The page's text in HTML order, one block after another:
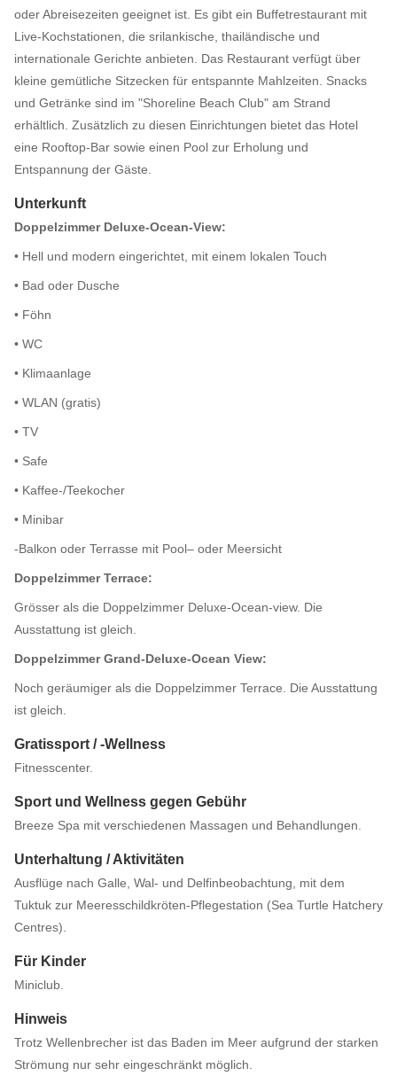
oder Abreisezeiten geeignet ist. Es gibt ein Buffetrestaurant mit
Live-Kochstationen, die srilankische, thailändische und
internationale Gerichte anbieten. Das Restaurant verfügt über
kleine gemütliche Sitzecken für entspannte Mahlzeiten. Snacks
und Getränke sind im "Shoreline Beach Club" am Strand
erhältlich. Zusätzlich zu diesen Einrichtungen bietet das Hotel
eine Rooftop-Bar sowie einen Pool zur Erholung und
Entspannung der Gäste.
Unterkunft
Doppelzimmer Deluxe-Ocean-View:
• Hell und modern eingerichtet, mit einem lokalen Touch
• Bad oder Dusche
• Föhn
• WC
• Klimaanlage
• WLAN (gratis)
• TV
• Safe
• Kaffee-/Teekocher
• Minibar
-Balkon oder Terrasse mit Pool– oder Meersicht
Doppelzimmer Terrace:
Grösser als die Doppelzimmer Deluxe-Ocean-view. Die
Ausstattung ist gleich.
Doppelzimmer Grand-Deluxe-Ocean View:
Noch geräumiger als die Doppelzimmer Terrace. Die Ausstattung
ist gleich.
Gratissport / -Wellness
Fitnesscenter.
Sport und Wellness gegen Gebühr
Breeze Spa mit verschiedenen Massagen und Behandlungen.
Unterhaltung / Aktivitäten
Ausflüge nach Galle, Wal- und Delfinbeobachtung, mit dem
Tuktuk zur Meeresschildkröten-Pflegestation (Sea Turtle Hatchery
Centres).
Für Kinder
Miniclub.
Hinweis
Trotz Wellenbrecher ist das Baden im Meer aufgrund der starken
Strömung nur sehr eingeschränkt möglich.